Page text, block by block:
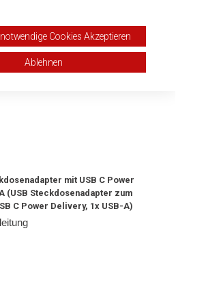
mit USB C Power
(USB Steckdosenadapter zum
C Power Delivery, 1x USB-A)
mit USB C Power
(USB Steckdosenadapter zum
C Power Delivery, 1x USB-A)
Cookies Akzeptieren
Ablehnen